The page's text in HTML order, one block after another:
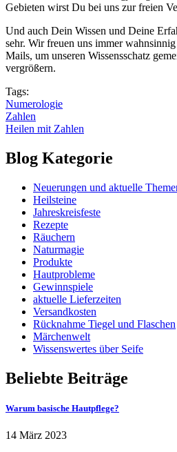
Gebieten wirst Du bei uns zur freien
Und auch Dein Wissen und Deine
sehr. Wir freuen uns immer
Mails, um unseren Wissensschatz
vergrößern.
Tags:
Numerologie
Zahlen
Heilen mit Zahlen
Blog Kategorie
Neuerungen und aktuelle
Heilsteine
Jahreskreisfeste
Rezepte
Räuchern
Naturmagie
Produkte
Hautprobleme
Gewinnspiele
aktuelle Lieferzeiten
Versandkosten
Rücknahme Tiegel und Flaschen
Märchenwelt
Wissenswertes über Seife
Beliebte Beiträge
Warum basische Hautpflege?
14 März 2023